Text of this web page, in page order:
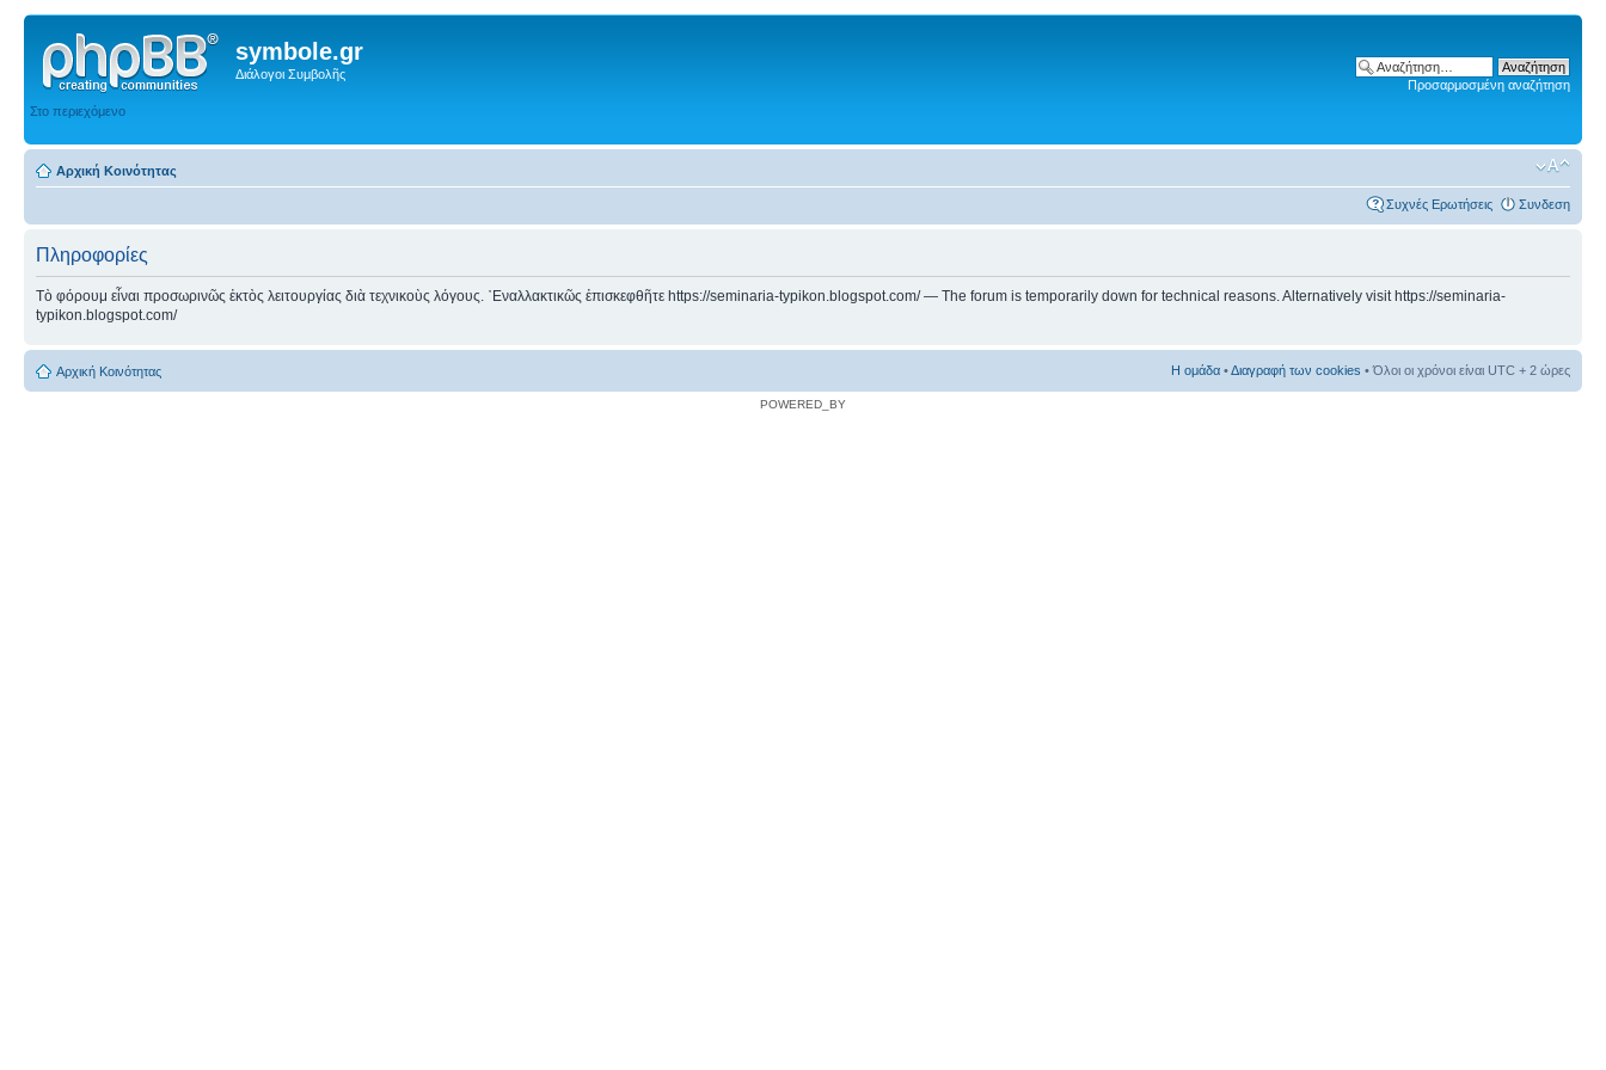
symbole.gr
Διάλογοι Συμβολῆς
Στο περιεχόμενο
Προσαρμοσμένη αναζήτηση
Αρχική Κοινότητας
Συχνές Ερωτήσεις Συνδεση
Πληροφορίες
Τὸ φόρουμ εἶναι προσωρινῶς ἐκτὸς λειτουργίας διὰ τεχνικοὺς λόγους. ᾿Εναλλακτικῶς ἐπισκεφθῆτε https://seminaria-typikon.blogspot.com/ — The forum is temporarily down for technical reasons. Alternatively visit https://seminaria-
typikon.blogspot.com/
Αρχική Κοινότητας Η ομάδα •Διαγραφή των cookies • Όλοι οι χρόνοι είναι UTC + 2 ώρες
POWERED_BY